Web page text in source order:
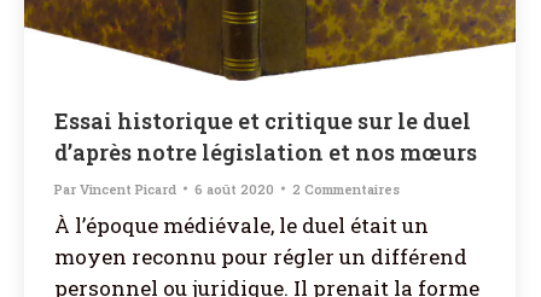
Essai historique et critique sur le duel
d’après notre législation et nos mœurs
Par Vincent Picard 6 août 2020 2 Commentaires
À l’époque médiévale, le duel était un
moyen reconnu pour régler un différend
personnel ou juridique. Il prenait la forme